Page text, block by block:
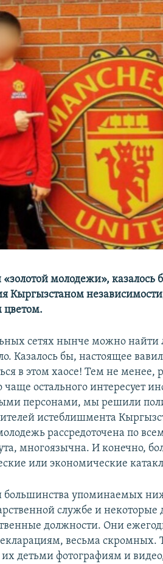
молодежи», казалось
Кыргызстаном
сетях нынче можно
Казалось бы, настоящее
в этом хаосе! Тем не менее,
чаще остального интересует
персонами, мы решили
истеблишмента
рассредоточена по
многоязычна. И конечно,
или экономические
большинства упоминаемых
службе и
должности. Они
весьма
их детьми фотографиям и